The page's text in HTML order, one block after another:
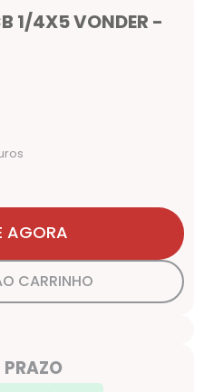
1/4X5 VONDER -
AGORA
CARRINHO